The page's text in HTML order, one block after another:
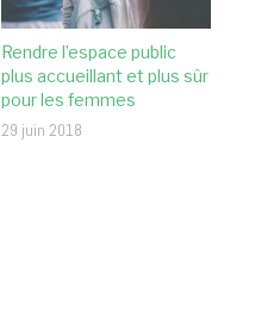
Rendre l’espace public
plus accueillant et plus sûr
pour les femmes
29 juin 2018